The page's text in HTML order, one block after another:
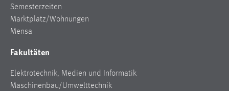
Semesterzeiten
Marktplatz/Wohnungen
Mensa
Fakultäten
Elektrotechnik, Medien und Informatik
Maschinenbau/Umwelttechnik